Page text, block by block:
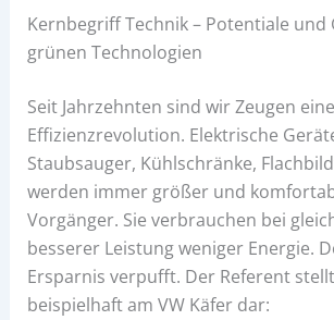
Kernbegriff Technik – Potentiale und
grünen Technologien
Seit Jahrzehnten sind wir Zeugen
Effizienzrevolution. Elektrische
Staubsauger, Kühlschränke,
werden immer größer und
Vorgänger. Sie verbrauchen bei
besserer Leistung weniger Energie.
Ersparnis verpufft. Der Referent
beispielhaft am VW Käfer dar: